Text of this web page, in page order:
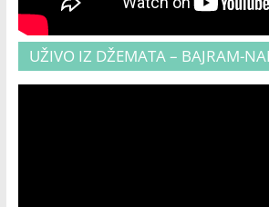
UŽIVO IZ DŽEMATA – BAJRAM-